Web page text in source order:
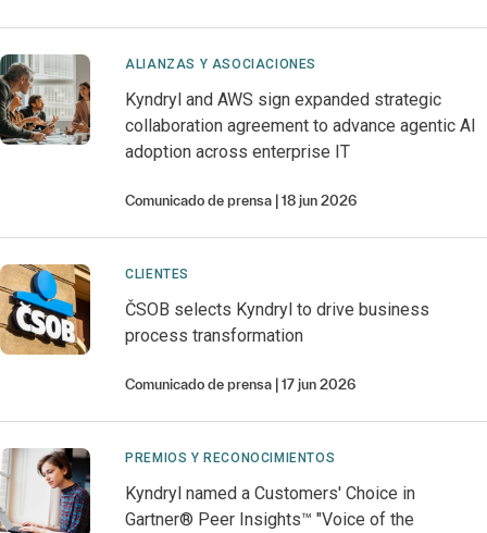
ALIANZAS Y ASOCIACIONES
Kyndryl and AWS sign expanded strategic
collaboration agreement to advance agentic AI
adoption across enterprise IT
Comunicado de prensa 18 jun 2026
CLIENTES
ČSOB selects Kyndryl to drive business
process transformation
Comunicado de prensa 17 jun 2026
PREMIOS Y RECONOCIMIENTOS
Kyndryl named a Customers' Choice in
Gartner® Peer Insights™ "Voice of the